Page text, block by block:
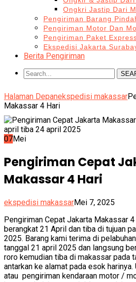
Ongkri Jastip Dari
Pengiriman Barang
Pengiriman Motor Dan
Pengiriman Paket
Ekspedisi Jakarta
Berita Pengiriman
Halaman Depanekspedisi makassar
Makassar 4 Hari
07Mei
Pengiriman Cepat
Makassar 4 Hari
ekspedisi makassarMei 7, 2025
Pengiriman Cepat Jakarta Makassar
berangkat 21 April dan tiba di tujuan
2025. Barang kami terima di
tanggal 21 april 2025 dan langsung
roro kemudian tiba di makassar pada
antarkan ke alamat pada esok
atau pengiriman kendaraan motor /